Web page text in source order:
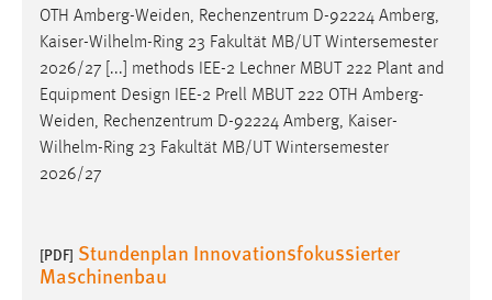
OTH Amberg-Weiden, Rechenzentrum D-92224 Amberg,
Kaiser-Wilhelm-Ring 23 Fakultät MB/UT Wintersemester
2026/27 [...] methods IEE-2 Lechner MBUT 222 Plant and
Equipment Design IEE-2 Prell MBUT 222 OTH Amberg-
Weiden, Rechenzentrum D-92224 Amberg, Kaiser-
Wilhelm-Ring 23 Fakultät MB/UT Wintersemester
2026/27
[PDF] Stundenplan Innovationsfokussierter
Maschinenbau